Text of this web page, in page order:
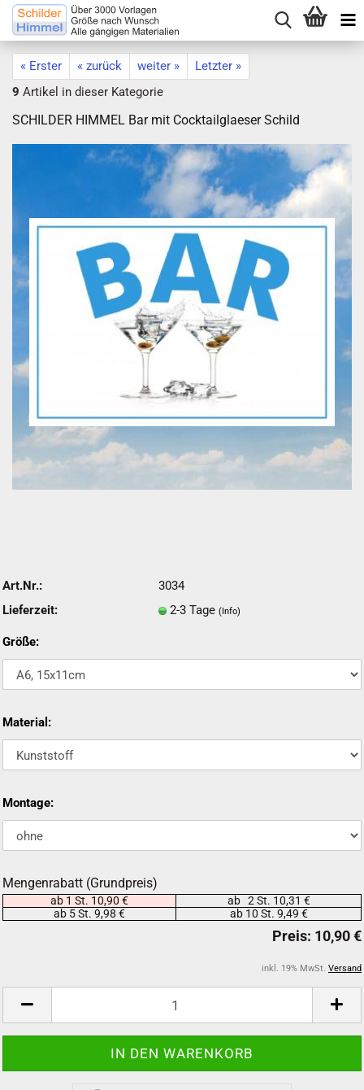
« Erster « zurück weiter »
Letzter »
9 Artikel in dieser Kategorie
SCHILDER HIMMEL Bar mit Cocktailglaeser Schild
Art.Nr.:
3034
Lieferzeit:
2-3 Tage (Info)
Größe:
Material:
Montage:
Mengenrabatt (Grundpreis)
ab 1 St. 10,90 €
ab 2 St. 10,31 €
ab 5 St. 9,98 €
ab 10 St. 9,49 €
inkl. 19% MwSt. Versand